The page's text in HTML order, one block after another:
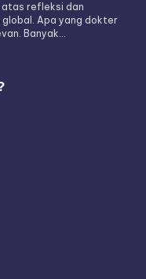
atas refleksi dan
Apa yang dokter
Banyak…